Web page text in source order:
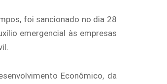
foi sancionado no dia 28
emergencial às empresas
Econômico, da